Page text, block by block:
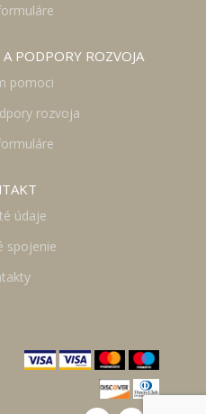
PODPORY ROZVOJA
pomoci
rozvoja
údaje
spojenie